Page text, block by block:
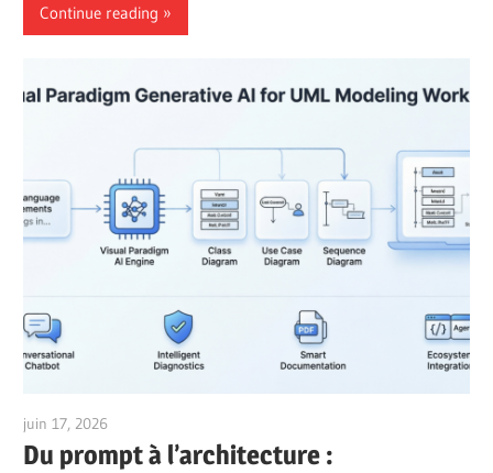
Continue reading
juin 17, 2026
Du prompt à l’architecture :